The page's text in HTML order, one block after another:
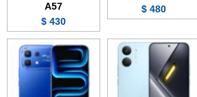
480 $
A57
430 $